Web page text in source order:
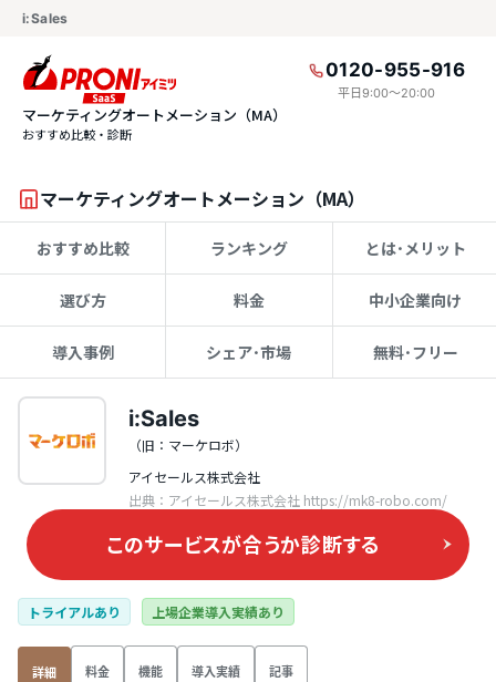
i:Sales
0120-955-916
平日9:00〜20:00
マーケティングオートメーション（MA）
おすすめ比較・診断
マーケティングオートメーション（MA）
おすすめ比較 ランキング とは･メリット
選び方 料金 中小企業向け
導入事例 シェア･市場 無料･フリー
i:Sales
（旧：マーケロボ）
アイセールス株式会社
出典：アイセールス株式会社 https://mk8-robo.com/
このサービスが合うか診断する
トライアルあり 上場企業導入実績あり
詳細 料金 機能 導入実績 記事